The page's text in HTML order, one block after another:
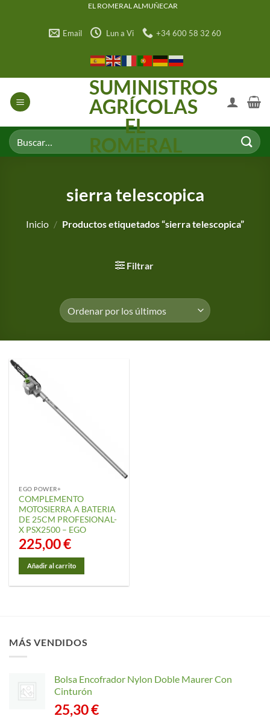
EL ROMERAL ALMUÑECAR
Email Lun a Vi +34 600 58 32 60
SUMINISTROS
AGRÍCOLAS
EL
ROMERAL
Buscar
por:
sierra telescopica
Inicio / Productos etiquetados “sierra telescopica”
Filtrar
EGO POWER+
COMPLEMENTO
MOTOSIERRA A BATERIA
DE 25CM PROFESIONAL-
X PSX2500 – EGO
225,00€
Añadir al carrito
MÁS VENDIDOS
Bolsa Encofrador Nylon Doble Maurer Con
Cinturón
25,30€